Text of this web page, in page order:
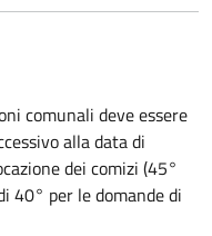
comunali deve essere
alla data di
dei comizi (45°
40° per le domande di